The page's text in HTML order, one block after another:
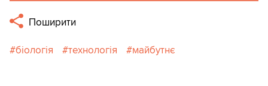
Поширити
біологія технологія майбутнє